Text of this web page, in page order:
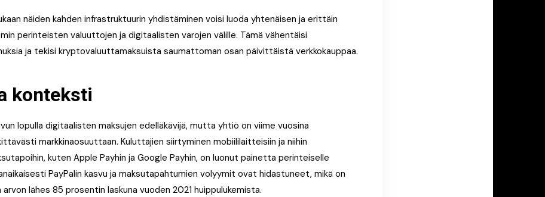
näiden kahden infrastruktuurin yhdistäminen voisi luoda yhtenäisen ja erittäin
perinteisten valuuttojen ja digitaalisten varojen välille. Tämä vähentäisi
ja tekisi kryptovaluuttamaksuista saumattoman osan päivittäistä verkkokauppaa.
konteksti
lopulla digitaalisten maksujen edelläkävijä, mutta yhtiö on viime vuosina
markkinaosuuttaan. Kuluttajien siirtyminen mobiililaitteisiin ja niihin
kuten Apple Payhin ja Google Payhin, on luonut painetta perinteiselle
PayPalin kasvu ja maksutapahtumien volyymit ovat hidastuneet, mikä on
lähes 85 prosentin laskuna vuoden 2021 huippulukemista.